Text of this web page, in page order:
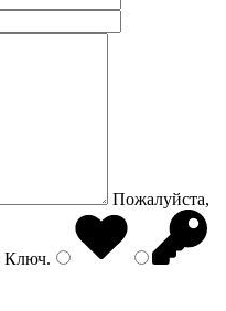
Пожалуйста,
Ключ.